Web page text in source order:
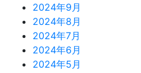
2024年9月
2024年8月
2024年7月
2024年6月
2024年5月